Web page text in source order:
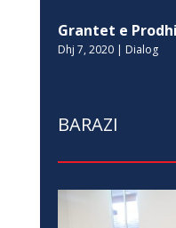
Grantet e
Dhj 7, 2020| Dialog
BARAZI